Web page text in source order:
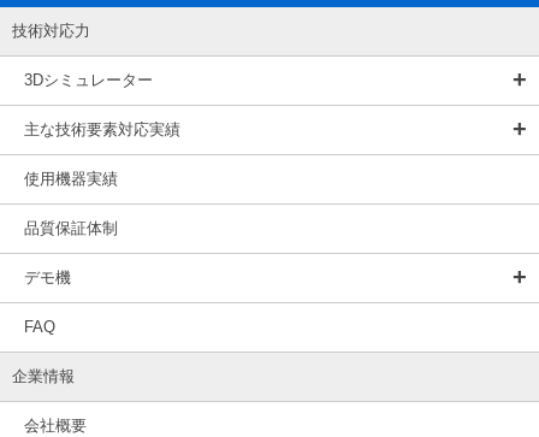
技術対応力
3Dシミュレーター
主な技術要素対応実績
使用機器実績
品質保証体制
デモ機
FAQ
企業情報
会社概要